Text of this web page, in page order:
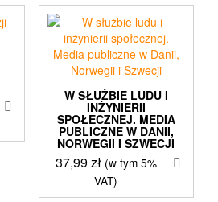
W SŁUŻBIE LUDU I
INŻYNIERII
SPOŁECZNEJ. MEDIA
PUBLICZNE W DANII,
NORWEGII I SZWECJI
37,99zł (w tym 5%
VAT)